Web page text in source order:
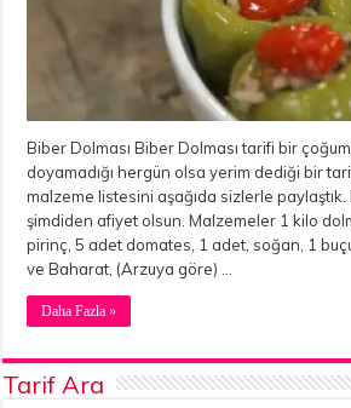
Biber Dolması Biber Dolması tarifi bir
doyamadığı hergün olsa yerim dediği bir
malzeme listesini aşağıda sizlerle
şimdiden afiyet olsun. Malzemeler 1 kilo
pirinç, 5 adet domates, 1 adet, soğan, 1
ve Baharat, (Arzuya göre) …
Daha Fazla »
Tarif Ara